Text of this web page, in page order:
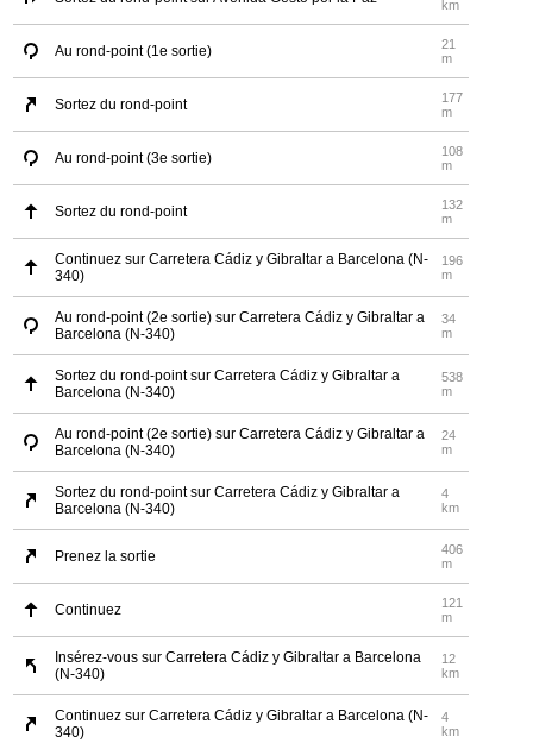
km
Au rond-point (1e sortie)
21
m
Sortez du rond-point
177
m
Au rond-point (3e sortie)
108
m
Sortez du rond-point
132
m
Continuez sur Carretera Cádiz y Gibraltar a Barcelona (N-
340)
196
m
Au rond-point (2e sortie) sur Carretera Cádiz y Gibraltar a
Barcelona (N-340)
34
m
Sortez du rond-point sur Carretera Cádiz y Gibraltar a
Barcelona (N-340)
538
m
Au rond-point (2e sortie) sur Carretera Cádiz y Gibraltar a
Barcelona (N-340)
24
m
Sortez du rond-point sur Carretera Cádiz y Gibraltar a
Barcelona (N-340)
4
km
Prenez la sortie
406
m
Continuez
121
m
Insérez-vous sur Carretera Cádiz y Gibraltar a Barcelona
(N-340)
12
km
Continuez sur Carretera Cádiz y Gibraltar a Barcelona (N-
340)
4
km